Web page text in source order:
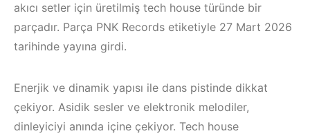
akıcı setler için üretilmiş tech house türünde bir
parçadır. Parça PNK Records etiketiyle 27 Mart 2026
tarihinde yayına girdi.
Enerjik ve dinamik yapısı ile dans pistinde dikkat
çekiyor. Asidik sesler ve elektronik melodiler,
dinleyiciyi anında içine çekiyor. Tech house